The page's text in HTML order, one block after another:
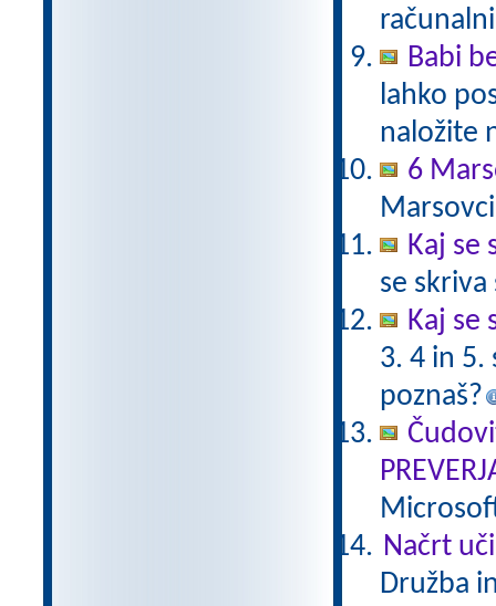
Babi
lahko
naložite
6
Kaj se
se
Kaj se
3. 4 in 5.
poznaš?
Načrt
Družba